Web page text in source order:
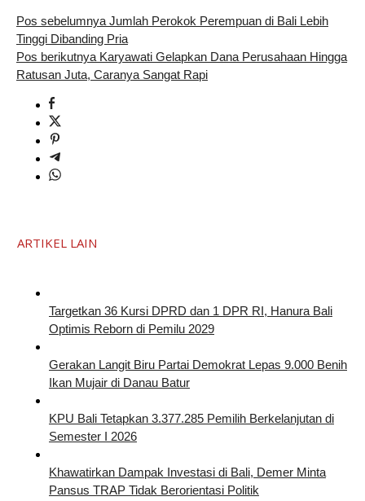
Pos sebelumnyaJumlah Perokok Perempuan di Bali Lebih
Tinggi Dibanding Pria
Pos berikutnyaKaryawati Gelapkan Dana Perusahaan Hingga
Ratusan Juta, Caranya Sangat Rapi
ARTIKEL LAIN
Targetkan 36 Kursi DPRD dan 1 DPR RI, Hanura Bali
Optimis Reborn di Pemilu 2029
Gerakan Langit Biru Partai Demokrat Lepas 9.000 Benih
Ikan Mujair di Danau Batur
KPU Bali Tetapkan 3.377.285 Pemilih Berkelanjutan di
Semester I 2026
Khawatirkan Dampak Investasi di Bali, Demer Minta
Pansus TRAP Tidak Berorientasi Politik